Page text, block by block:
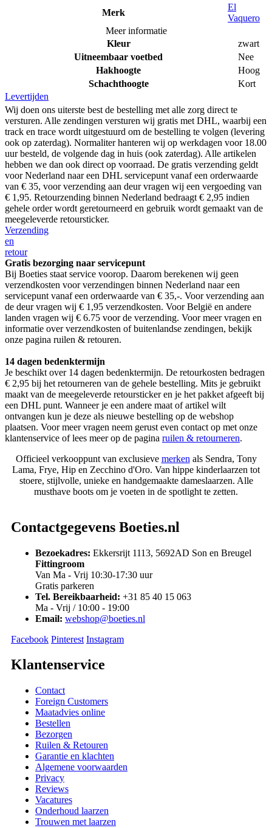
Merk
El
Vaquero
Meer informatie
Kleur
zwart
Uitneembaar voetbed
Nee
Hakhoogte
Hoog
Schachthoogte
Kort
Levertijden
Wij doen ons uiterste best de bestelling met alle zorg direct te
versturen. Alle zendingen versturen wij gratis met DHL, waarbij een
track en trace wordt uitgestuurd om de bestelling te volgen (levering
ook op zaterdag). Normaliter hanteren wij op werkdagen voor 18.00
uur besteld, de volgende dag in huis (ook zaterdag). Alle artikelen
hebben we dan ook direct op voorraad. De gratis verzending geldt
voor Nederland naar een DHL servicepunt vanaf een orderwaarde
van € 35, voor verzending aan deur vragen wij een vergoeding van
€ 1,95. Retourzending binnen Nederland bedraagt € 2,95 indien
gehele order wordt geretourneerd en gebruik wordt gemaakt van de
meegeleverde retoursticker.
Verzending
en
retour
Gratis bezorging naar servicepunt
Bij Boeties staat service voorop. Daarom berekenen wij geen
verzendkosten voor verzendingen binnen Nederland naar een
servicepunt vanaf een orderwaarde van € 35,-. Voor verzending aan
de deur vragen wij € 1,95 verzendkosten. Voor België en andere
landen vragen wij € 6.75 voor de verzending. Voor meer vragen en
informatie over verzendkosten of buitenlandse zendingen, bekijk
onze pagina ruilen & retouren.
14 dagen bedenktermijn
Je beschikt over 14 dagen bedenktermijn. De retourkosten bedragen
€ 2,95 bij het retourneren van de gehele bestelling. Mits je gebruikt
maakt van de meegeleverde retoursticker en je het pakket afgeeft bij
een DHL punt. Wanneer je een andere maat of artikel wilt
ontvangen kun je deze als nieuwe bestelling op de webshop
plaatsen. Voor meer vragen neem gerust even contact op met onze
klantenservice of lees meer op de pagina ruilen & retourneren.
Officieel verkooppunt van exclusieve merken als Sendra, Tony
Lama, Frye, Hip en Zecchino d'Oro. Van hippe kinderlaarzen tot
stoere, stijlvolle, unieke en handgemaakte dameslaarzen. Alle
musthave boots om je voeten in de spotlight te zetten.
Contactgegevens Boeties.nl
Bezoekadres: Ekkersrijt 1113, 5692AD Son en Breugel
Fittingroom
Van Ma - Vrij 10:30-17:30 uur
Gratis parkeren
Tel. Bereikbaarheid: +31 85 40 15 063
Ma - Vrij / 10:00 - 19:00
Email: webshop@boeties.nl
Facebook Pinterest Instagram
Klantenservice
Contact
Foreign Customers
Maatadvies online
Bestellen
Bezorgen
Ruilen & Retouren
Garantie en klachten
Algemene voorwaarden
Privacy
Reviews
Vacatures
Onderhoud laarzen
Trouwen met laarzen